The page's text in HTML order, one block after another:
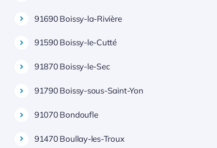
91690 Boissy-la-Rivière
91590 Boissy-le-Cutté
91870 Boissy-le-Sec
91790 Boissy-sous-Saint-Yon
91070 Bondoufle
91470 Boullay-les-Troux